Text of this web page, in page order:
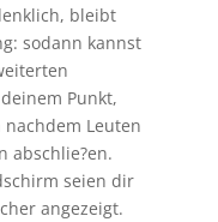
bleibt
sodann kannst
Punkt,
Leuten
abschlie?en.
seien dir
angezeigt.